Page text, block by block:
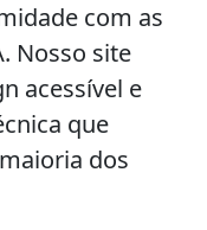
com as
Nosso site
acessível e
que
dos